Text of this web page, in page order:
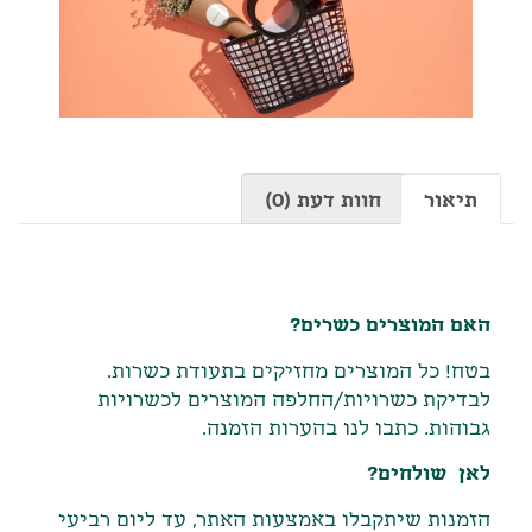
תיאור חוות דעת (0)
האם המוצרים כשרים?
בטח! כל המוצרים מחזיקים בתעודת כשרות.
לבדיקת כשרויות/החלפה המוצרים לכשרויות
גבוהות. כתבו לנו בהערות הזמנה.
לאן שולחים?
הזמנות שיתקבלו באמצעות האתר, עד ליום רביעי